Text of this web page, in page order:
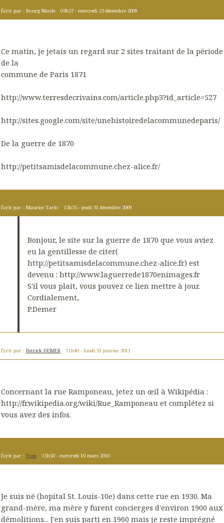
Écrit par : Bourg Nicole 03h27 -mercredi 23 décembre 2009
Ce matin, je jetais un regard sur 2 sites traitant de la période
de la
commune de Paris 1871
http://www.terresdecrivains.com/article.php3?id_article=527
http://sites.google.com/site/unehistoiredelacommunedeparis/
De la guerre de 1870
http://petitsamisdelacommune.chez-alice.fr/
Écrit par : Maurice Tarlo 13h35 -jeudi 31 décembre 2009
Bonjour, le site sur la guerre de 1870 que vous aviez
eu la gentillesse de citer(
http://petitsamisdelacommune.chez-alice.fr) est
devenu : http://www.laguerrede1870enimages.fr
S'il vous plait, vous pouvez ce lien mettre à jour.
Cordialement,
P.Demer
Écrit par : Patrick DEMER 11h40 -lundi 31 janvier 2011
Concernant la rue Ramponeau, jetez un œil à Wikipédia :
http://fr.wikipedia.org/wiki/Rue_Ramponeau et complétez si
vous avez des infos.
Écrit par : Yves 15h50 -mercredi 10 mars 2010
Je suis né (hopital St. Louis-10e) dans cette rue en 1930. Ma
grand-mère, ma mère y furent concierges d'environ 1900 aux
démolitions... J'en suis parti en 1960 mais je reste imprégné